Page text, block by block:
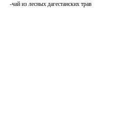
-чай из лесных дагестанских трав